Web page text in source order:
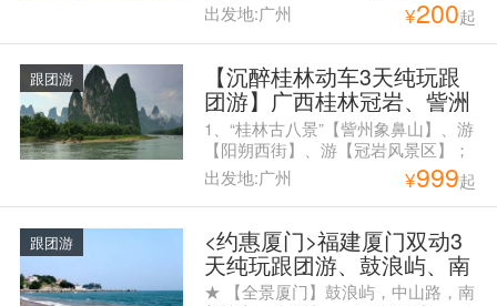
《红海行动》曾在此取景 ★ 金沙湾
景区特色的曲线，湛蓝的天包容湛蓝
的海，与大海相拥，四季花开如春 ★
渔港听钟•长廊观海－－吹着海风，听
着海浪声，一览湛江美丽海岸线 ★
东海岛是中国第五大岛，仅次于澳大
利亚的黄金海岸，海滩长28公里，宽
100至300米，海湾呈新月形，沙细且
白，是旅游度假的好去处 ★ 湛江是
出发地:广州 ¥200起
跟团游 【沉醉桂林动车3天纯玩跟
团游】广西桂林冠岩、訾洲
象鼻山、阳朔兴坪漓江、世
外桃源、遇龙河风光、浪漫
西街
1、“桂林古八景”【訾州象鼻山】、游
【阳朔西街】、游【冠岩风景区】；
2、 船游漓江精华【兴坪渔村】、
【20元人民币背景】，游【世外桃
源】； 3、深入阳朔十里画廊，游
览“不是漓江.胜似漓江”的【遇龙河风
光】； 4、特别赠送一份当地精美特
产【桂林三宝】！
出发地:广州 ¥999起
跟团游 <约惠厦门>福建厦门双动3
天纯玩跟团游、鼓浪屿、南
普陀寺、曾厝垵、环岛路、
★ 【全景厦门】鼓浪屿，中山路，南